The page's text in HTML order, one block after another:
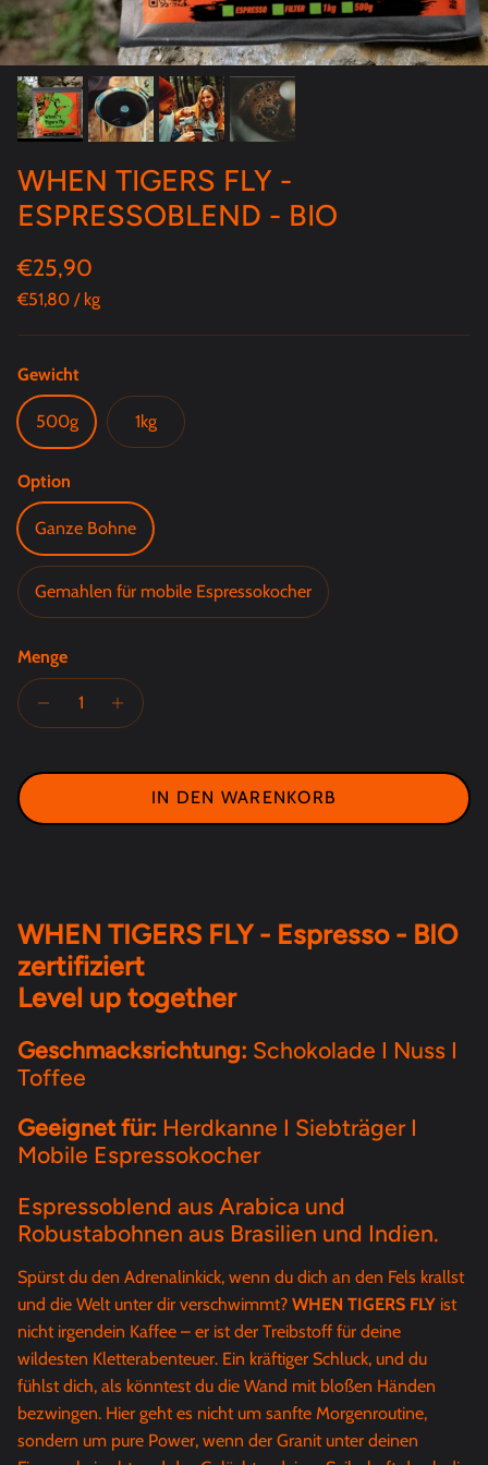
WHEN TIGERS FLY -
ESPRESSOBLEND - BIO
Normaler Preis
€25,90
Grundpreis
€51,80 / kg
Gewicht
500g 1kg
Option
Ganze Bohne
Gemahlen für mobile Espressokocher
Menge
IN DEN WARENKORB
WHEN TIGERS FLY - Espresso - BIO
zertifiziert
Level up together
Geschmacksrichtung: Schokolade I Nuss I
Toffee
Geeignet für: Herdkanne I Siebträger I
Mobile Espressokocher
Espressoblend aus Arabica und
Robustabohnen aus Brasilien und Indien.
Spürst du den Adrenalinkick, wenn du dich an den Fels krallst
und die Welt unter dir verschwimmt? WHEN TIGERS FLY ist
nicht irgendein Kaffee – er ist der Treibstoff für deine
wildesten Kletterabenteuer. Ein kräftiger Schluck, und du
fühlst dich, als könntest du die Wand mit bloßen Händen
bezwingen. Hier geht es nicht um sanfte Morgenroutine,
sondern um pure Power, wenn der Granit unter deinen